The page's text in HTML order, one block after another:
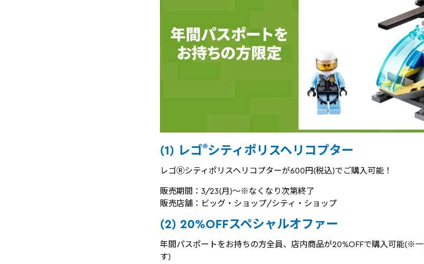
(1) レゴ®シティポリスヘリコプター
レゴⓇシティポリスヘリコプターが600円(税込)でご購入可能！
販売期間：3/23(月)～※なくなり次第終了
販売店舗：ビッグ・ショップ/シティ・ショップ
(2) 20%OFFスペシャルオファー
年間パスポートをお持ちの方全員、店内商品が20%OFFで購入可能(※
す)